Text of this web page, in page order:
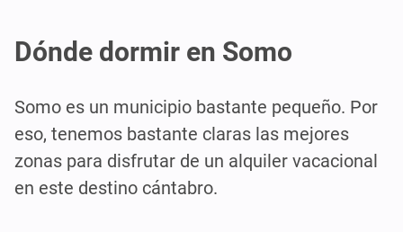
Dónde dormir en Somo
Somo es un municipio bastante pequeño. Por
eso, tenemos bastante claras las mejores
zonas para disfrutar de un alquiler vacacional
en este destino cántabro.